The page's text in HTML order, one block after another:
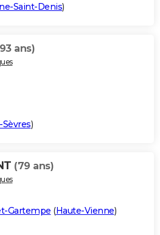
Saint-Denis)
ans)
)
(79 ans)
Gartempe (Haute-Vienne)